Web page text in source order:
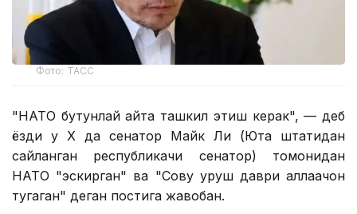
Фото: ТАСС
"НАТО бутунлай қайта ташкил этиш керак", — деб
ёзди у Х да сенатор Майк Ли (Юта штатидан
сайланган республикачи сенатор) томонидан
НАТО "эскирган" ва "Совуқ уруш даври аллақачон
тугаган" деган постига жавобан.